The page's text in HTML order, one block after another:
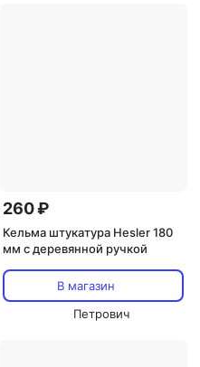
260 ₽
Кельма штукатура Hesler 180
мм с деревянной ручкой
В магазин
Петрович